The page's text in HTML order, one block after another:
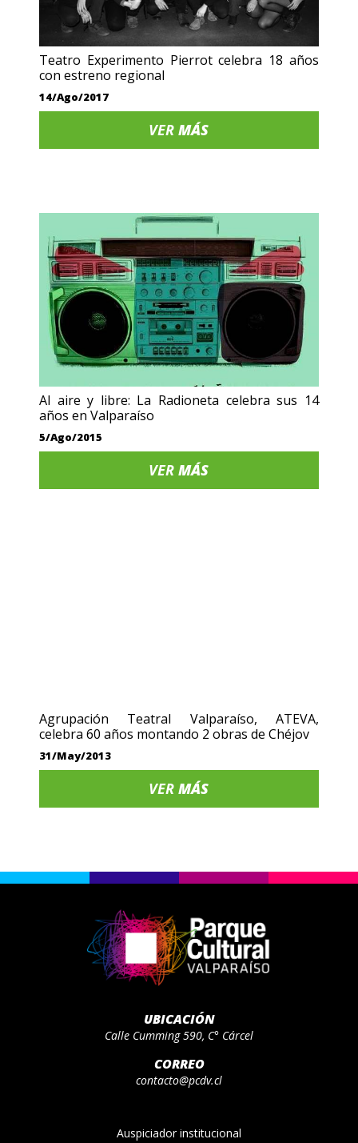
Teatro Experimento Pierrot celebra 18 años
con estreno regional
14/Ago/2017
VERMÁS
Al aire y libre: La Radioneta celebra sus 14
años en Valparaíso
5/Ago/2015
VERMÁS
Agrupación Teatral Valparaíso, ATEVA,
celebra 60 años montando 2 obras de Chéjov
31/May/2013
VERMÁS
UBICACIÓN
Calle Cumming 590, C° Cárcel
CORREO
contacto@pcdv.cl
Auspiciador institucional